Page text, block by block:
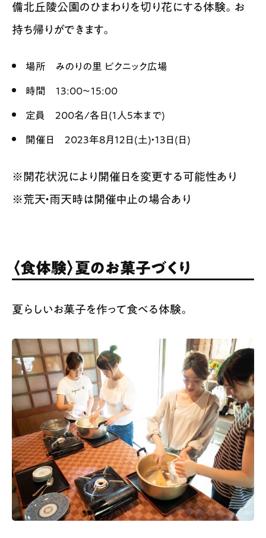
備北丘陵公園のひまわりを切り花にする体験。お
持ち帰りができます。
場所 みのりの里 ピクニック広場
時間 13:00〜15:00
定員 200名/各日(1人5本まで)
開催日 2023年8月12日(土)・13日(日)
※開花状況により開催日を変更する可能性あり
※荒天・雨天時は開催中止の場合あり
〈食体験〉夏のお菓子づくり
夏らしいお菓子を作って食べる体験。